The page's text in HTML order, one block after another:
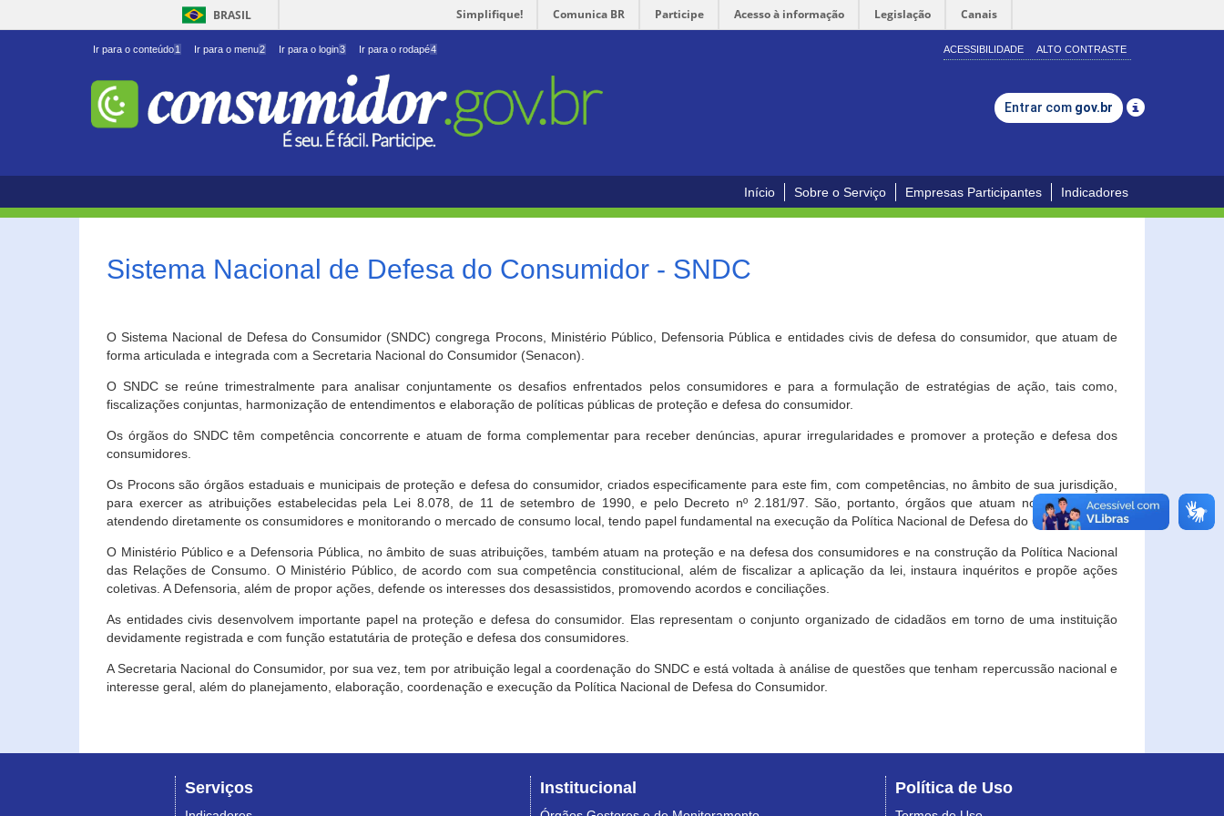
BRASIL Simplifique! Comunica BR Participe Acesso à informação Legislação Canais
Ir para o conteúdo1 Ir para o menu2 Ir para o login3 Ir para o rodapé4 ACESSIBILIDADE ALTO CONTRASTE
Entrar com gov.br
Início Sobre o Serviço Empresas Participantes Indicadores
Sistema Nacional de Defesa do Consumidor - SNDC
O Sistema Nacional de Defesa do Consumidor (SNDC) congrega Procons, Ministério Público, Defensoria Pública e entidades civis de defesa do consumidor, que atuam de
forma articulada e integrada com a Secretaria Nacional do Consumidor (Senacon).
O SNDC se reúne trimestralmente para analisar conjuntamente os desafios enfrentados pelos consumidores e para a formulação de estratégias de ação, tais como,
fiscalizações conjuntas, harmonização de entendimentos e elaboração de políticas públicas de proteção e defesa do consumidor.
Os órgãos do SNDC têm competência concorrente e atuam de forma complementar para receber denúncias, apurar irregularidades e promover a proteção e defesa dos
consumidores.
Os Procons são órgãos estaduais e municipais de proteção e defesa do consumidor, criados especificamente para este fim, com competências, no âmbito de sua jurisdição,
para exercer as atribuições estabelecidas pela Lei 8.078, de 11 de setembro de 1990, e pelo Decreto nº 2.181/97. São, portanto, órgãos que atuam no âmbito local,
atendendo diretamente os consumidores e monitorando o mercado de consumo local, tendo papel fundamental na execução da Política Nacional de Defesa do Consumidor.
O Ministério Público e a Defensoria Pública, no âmbito de suas atribuições, também atuam na proteção e na defesa dos consumidores e na construção da Política Nacional
das Relações de Consumo. O Ministério Público, de acordo com sua competência constitucional, além de fiscalizar a aplicação da lei, instaura inquéritos e propõe ações
coletivas. A Defensoria, além de propor ações, defende os interesses dos desassistidos, promovendo acordos e conciliações.
As entidades civis desenvolvem importante papel na proteção e defesa do consumidor. Elas representam o conjunto organizado de cidadãos em torno de uma instituição
devidamente registrada e com função estatutária de proteção e defesa dos consumidores.
A Secretaria Nacional do Consumidor, por sua vez, tem por atribuição legal a coordenação do SNDC e está voltada à análise de questões que tenham repercussão nacional e
interesse geral, além do planejamento, elaboração, coordenação e execução da Política Nacional de Defesa do Consumidor.
Serviços Institucional Política de Uso